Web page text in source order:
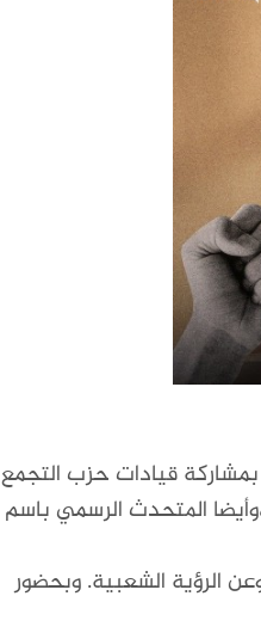
الغرب، بمشاركة قيادات حزب التجمع
المتحدث الرسمي باسم
الرؤية الشعبية. وبحضور